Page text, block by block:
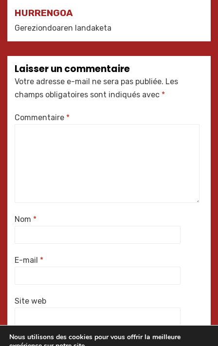
l’article
HURRENGOA
Gereziondoaren landaketa
Laisser un commentaire
Votre adresse e-mail ne sera pas publiée. Les
champs obligatoires sont indiqués avec *
Commentaire *
Nom *
E-mail *
Site web
Nous utilisons des cookies pour vous offrir la meilleure